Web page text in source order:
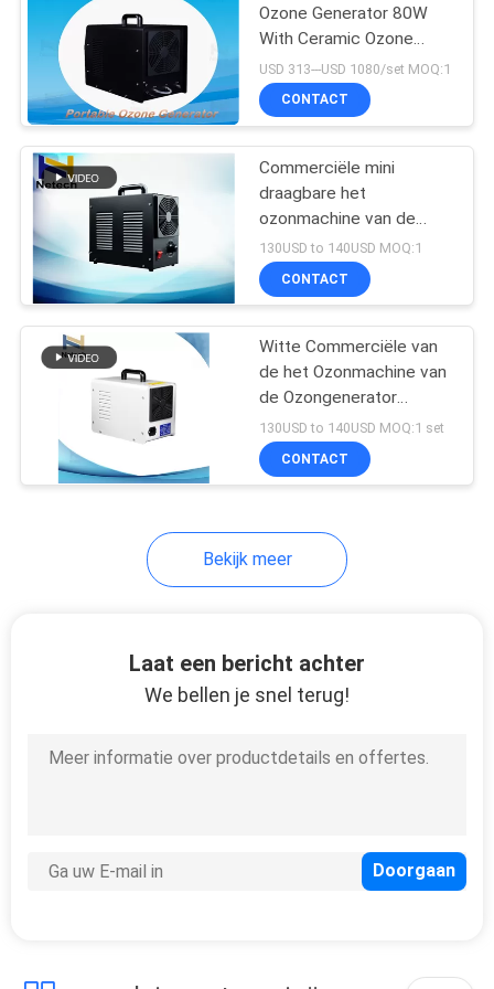
Ozone Generator 80W
With Ceramic Ozone
Tube Oxygen Source
USD 313---USD 1080/set MOQ:1
CONTACT
Commerciële mini
draagbare het
ozonmachine van de
ozongenerator om geur
te verwijderen
130USD to 140USD MOQ:1
CONTACT
Witte Commerciële van
de het Ozonmachine van
de Ozongenerator
Draagbare de
Wasvruchten Groenten
130USD to 140USD MOQ:1 set
CONTACT
Bekijk meer
Laat een bericht achter
We bellen je snel terug!